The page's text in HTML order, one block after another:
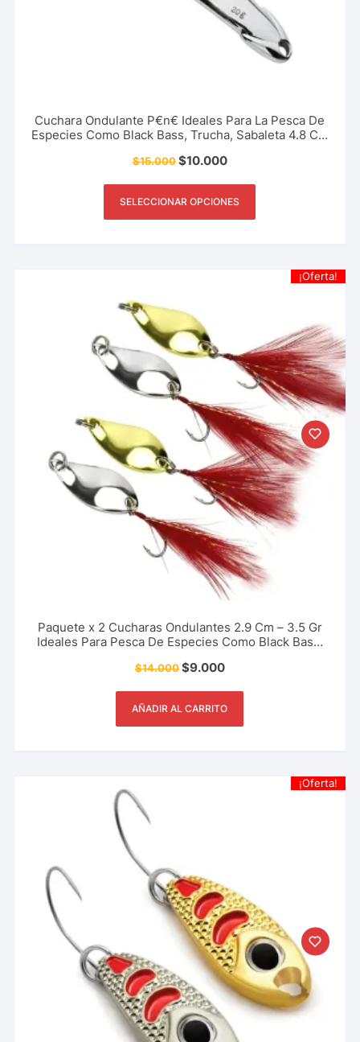
Cuchara Ondulante P€n€ Ideales Para La Pesca De
Especies Como Black Bass, Trucha, Sabaleta 4.8 Cm
$15.000$10.000
SELECCIONAR OPCIONES
¡Oferta!
Paquete x 2 Cucharas Ondulantes 2.9 Cm – 3.5 Gr
Ideales Para Pesca De Especies Como Black Bass,
$14.000$9.000
AÑADIR AL CARRITO
¡Oferta!